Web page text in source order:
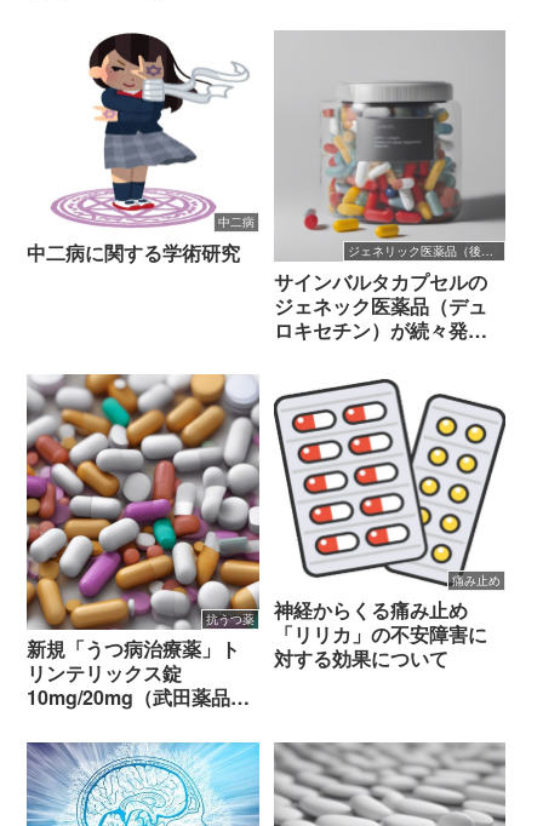
中二病
中二病に関する学術研究 ジェネリック医薬品（後発医薬品）
サインバルタカプセルの
ジェネック医薬品（デュ
ロキセチン）が続々発売
抗うつ薬
新規「うつ病治療薬」ト
リンテリックス錠
10mg/20mg（武田薬品）
痛み止め
神経からくる痛み止め
「リリカ」の不安障害に
対する効果について